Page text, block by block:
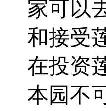
家可以
和接受
在投资
本园不